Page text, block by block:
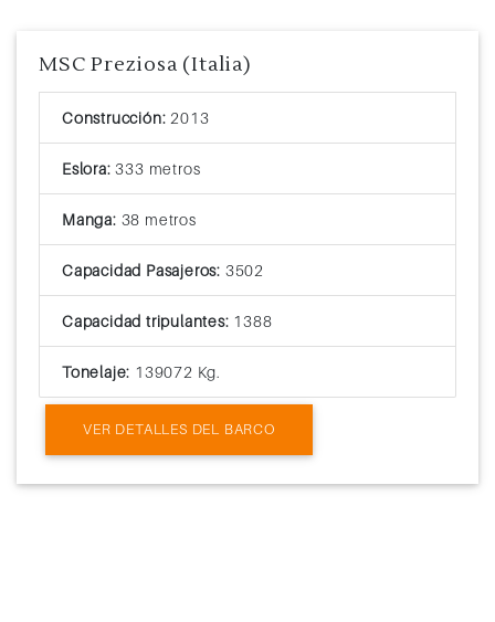
MSC Preziosa (Italia)
Construcción: 2013
Eslora: 333 metros
Manga: 38 metros
Capacidad Pasajeros: 3502
Capacidad tripulantes: 1388
Tonelaje: 139072 Kg.
VER DETALLES DEL BARCO